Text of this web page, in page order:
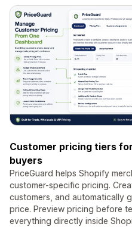
Customer pricing tiers
buyers
PriceGuard helps Shopify
customer-specific pricing.
customers, and automatically
price. Preview pricing before
everything directly inside